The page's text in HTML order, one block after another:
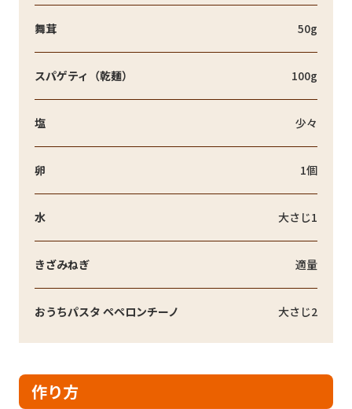
舞茸 50g
スパゲティ（乾麺） 100g
塩 少々
卵 1個
水 大さじ1
きざみねぎ 適量
おうちパスタ ペペロンチーノ 大さじ2
作り方